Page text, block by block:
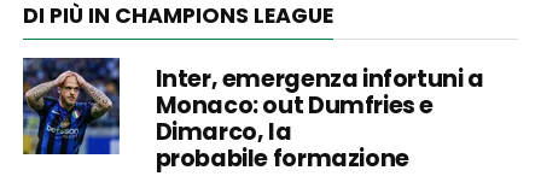
DI PIÙ IN CHAMPIONS LEAGUE
Inter, emergenza infortuni a
Monaco: out Dumfries e
Dimarco, la
probabile formazione